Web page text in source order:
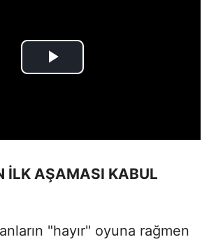
İLK AŞAMASI KABUL
"hayır" oyuna rağmen